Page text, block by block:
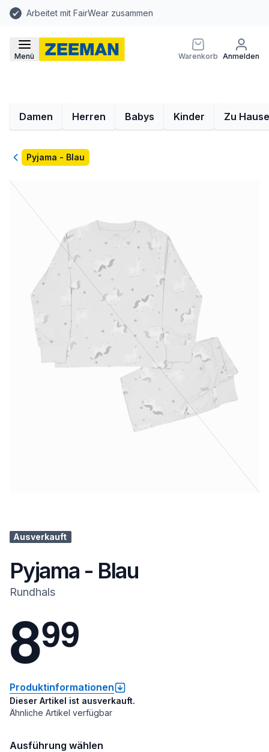
Arbeitet mit FairWear zusammen
Menü Warenkorb Anmelden
Damen Herren Babys Kinder Zu Hause
ZurückPyjama - Blau
Ausverkauft
Pyjama - Blau
Rundhals
899
Produktinformationen
Dieser Artikel ist ausverkauft.
Ähnliche Artikel verfügbar
Ausführung wählen